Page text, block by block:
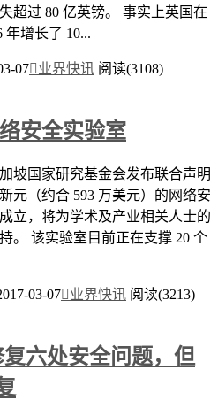
超过 80 亿英镑。 事实上英国在
年增长了 10...
07业界快讯 阅读(3108)
安全实验室
坡国家研究基金会发布联合声明
元（约合 593 万美元）的网络安
立，将为学术及产业相关人士的
。 该实验室目前正在支撑 20 个
03-07业界快讯 阅读(3213)
复六处安全问题，但